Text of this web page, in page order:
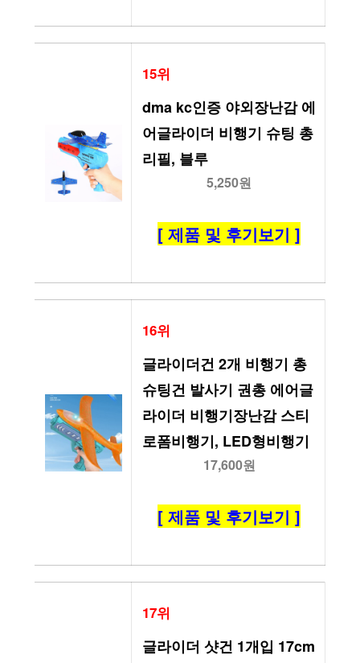
15위
dma kc인증 야외장난감 에
어글라이더 비행기 슈팅 총
리필, 블루
5,250원
[ 제품 및 후기보기 ]
16위
글라이더건 2개 비행기 총
슈팅건 발사기 권총 에어글
라이더 비행기장난감 스티
로폼비행기, LED형비행기
17,600원
[ 제품 및 후기보기 ]
17위
글라이더 샷건 1개입 17cm